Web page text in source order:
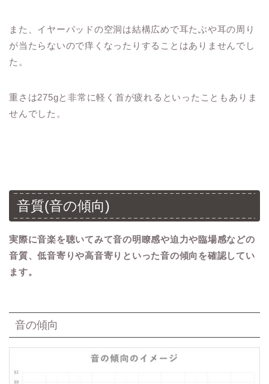
また、イヤーパッドの空洞は結構広めで耳たぶや耳の周り
が当たらないので痒くなったりすることはありませんでし
た。
重さは275gと非常に軽く首が疲れるといったこともありま
せんでした。
音質(音の傾向)
実際に音楽を聴いてみて音の明瞭感や迫力や臨場感などの
音質、低音寄りや高音寄りといった音の傾向を確認してい
ます。
音の傾向